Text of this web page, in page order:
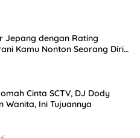
Jepang dengan Rating
Kamu Nonton Seorang Diri
Cinta SCTV, DJ Dody
Wanita, Ini Tujuannya